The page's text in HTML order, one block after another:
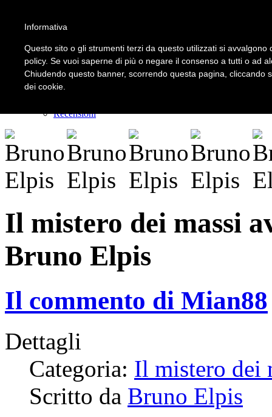
LOGIN | REGISTER
Home
Il carnevale dei delitti
Recensioni
Il mistero dei massi
Bruno Elpis
Il commento di Mian88
Dettagli
Categoria: Il mistero dei
Scritto da Bruno Elpis
Informativa
Questo sito o gli strumenti terzi da questo utilizzati si
policy. Se vuoi saperne di più o negare il consenso a tutti o ad
Chiudendo questo banner, scorrendo questa pagina, cliccando
dei cookie.